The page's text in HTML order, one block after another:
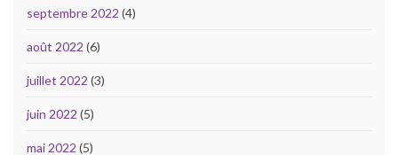
septembre 2022 (4)
août 2022 (6)
juillet 2022 (3)
juin 2022 (5)
mai 2022 (5)